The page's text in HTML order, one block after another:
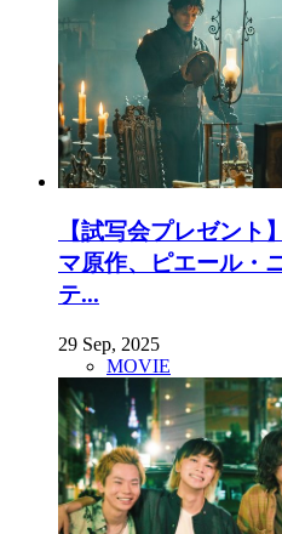
【試写会プレゼント
マ原作、ピエール・
テ...
29 Sep, 2025
MOVIE